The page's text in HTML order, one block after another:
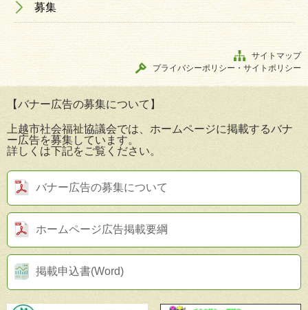
募集
サイトマップ
プライバシーポリシー・サイトポリシー
【バナー広告の募集について】
上越市社会福祉協議会では、ホームページに掲載するバナ
ー広告を募集しています。
詳しくは下記をご覧ください。
バナー広告の募集について
ホームページ広告掲載要綱
掲載申込書(Word)